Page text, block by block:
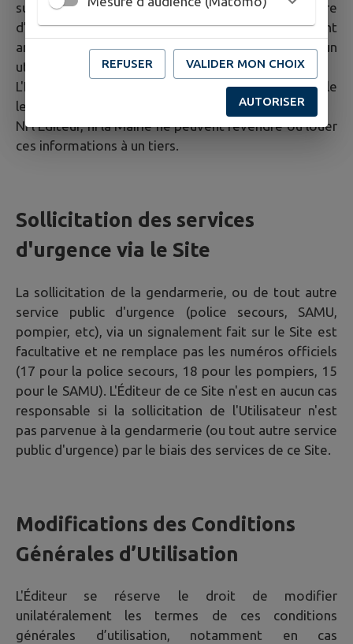
sur son utilisation (nombre de vues, nombre
d’utilisateurs, ...). Ces données statistiques sont
anonymisées et ne permettent pas d'identifier un
utilisateur en particulier.
L'Éditeur communique ces données à la Mairie si elle
le souhaite.
Ni l'Éditeur, ni la Mairie ne peuvent revendre ou louer
ces informations à un tiers.
Sollicitation des services
d'urgence via le Site
La sollicitation de la gendarmerie, ou de tout autre
service public d'urgence (police secours, SAMU,
pompier, etc), via un signalement fait sur le Site est
facultative et ne remplace pas les numéros officiels
(17 pour la police secours, 18 pour les pompiers, 15
pour le SAMU). L'Éditeur de ce Site n'est en aucun cas
responsable si la sollicitation de l'Utilisateur n'est
pas parvenue à la gendarmerie (ou tout autre service
public d'urgence) par le biais des services de ce Site.
Modifications des Conditions
Générales d’Utilisation
L'Éditeur se réserve le droit de modifier
unilatéralement les termes de ces conditions
générales d’utilisation, notamment en cas
REFUSER VALIDER MON CHOIX
AUTORISER